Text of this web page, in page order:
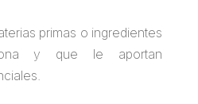
primas o ingredientes
y que le aportan